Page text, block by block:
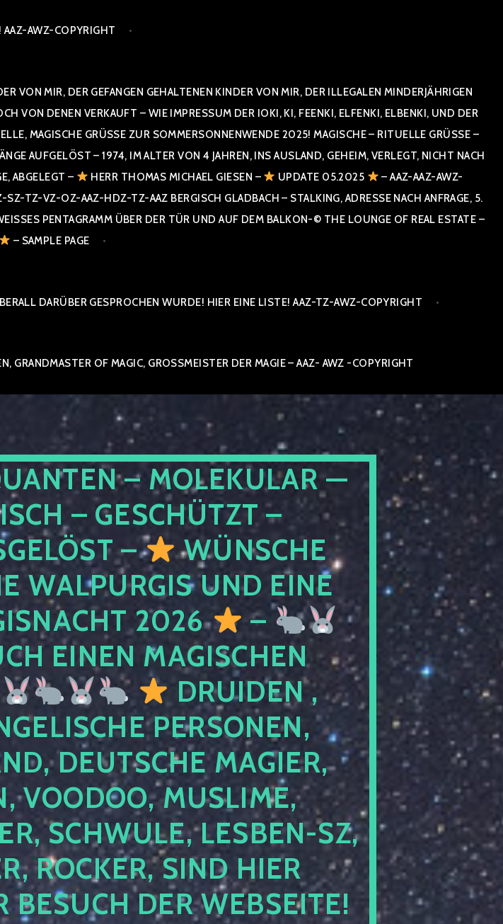
AAZ-AWZ-COPYRIGHT
VON MIR, DER GEFANGEN GEHALTENEN KINDER VON MIR, DER ILLEGALEN MINDERJÄHRIGEN
VON DENEN VERKAUFT – WIE IMPRESSUM DER IOKI, KI, FEENKI, ELFENKI, ELBENKI, UND DER
MAGISCHE GRÜSSE ZUR SOMMERSONNENWENDE 2025! MAGISCHE – RITUELLE GRÜSSE – GR
– 1974, IM ALTER VON 4 JAHREN, INS AUSLAND, GEHEIM, VERLEGT, NICHT NACH SPA
–
HERR THOMAS MICHAEL GIESEN – UPDATE 05.2025
– AAZ-AAZ-AWZ-
VZ-OZ-AAZ-HDZ-TZ-AAZ BERGISCH GLADBACH – STALKING, ADRESSE NACH ANFRAGE, 5. E
PENTAGRAMM ÜBER DER TÜR UND AUF DEM BALKON-© THE LOUNGE OF REAL ESTATE – CO
– SAMPLE PAGE
DARÜBER GESPROCHEN WURDE! HIER EINE LISTE! AAZ-TZ-AWZ-COPYRIGHT
GRANDMASTER OF MAGIC, GROSSMEISTER DER MAGIE – AAZ- AWZ -COPYRIGHT
– MOLEKULAR —
– GESCHÜTZT –
–
WÜNSCHE
WALPURGIS UND EINE
2026
–
EINEN MAGISCHEN
DRUIDEN ,
PERSONEN,
DEUTSCHE MAGIER,
VOODOO, MUSLIME,
SCHWULE, LESBEN-SZ,
ROCKER, SIND HIER
BESUCH DER WEBSEITE!